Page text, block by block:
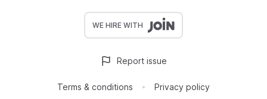
WE HIRE WITH
Terms & conditions Privacy policy
Report issue